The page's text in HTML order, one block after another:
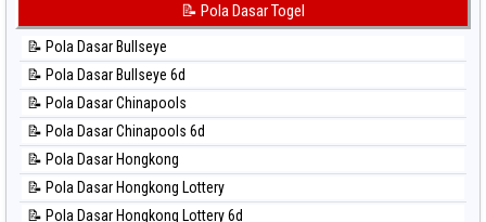
⚽ Bola Hitam Taiwan
📊 Statistik Kuda Lari
📊 Statistik Magnum Cambodia
📊 Statistik Nagoya
📊 Statistik New York Midday
📊 Statistik North Carolina Day
📊 Statistik Pcso
📊 Statistik Pennsylvania Day
📝 Pola Dasar Togel
📝 Pola Dasar Bullseye
📝 Pola Dasar Bullseye 6d
📝 Pola Dasar Chinapools
📝 Pola Dasar Chinapools 6d
📝 Pola Dasar Hongkong
📝 Pola Dasar Hongkong Lottery
📝 Pola Dasar Hongkong Lottery 6d